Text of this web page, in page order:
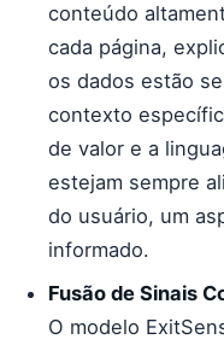
conteúdo
cada página,
os dados estão
contexto
de valor e a
estejam sempre
do usuário, um
informado.
Fusão de Sinais
O modelo